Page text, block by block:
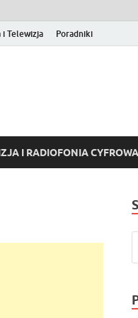
i Telewizja Poradniki
VOD
I RADIOFONIA CYFROWA